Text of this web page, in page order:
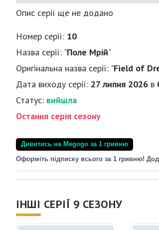
Опис серії ще не додано
Номер серії: 10
Назва серії: "Поле Мрій"
Оригінальна назва серії: "Field of
Дата виходу серії: 27 липня 2026 в
Статус: вийшла
Остання серія сезону
Дивитись на Megogo за 1 гривню
Оформіть підписку всього за 1 гривню!
ІНШІ СЕРІЇ 9 СЕЗОНУ